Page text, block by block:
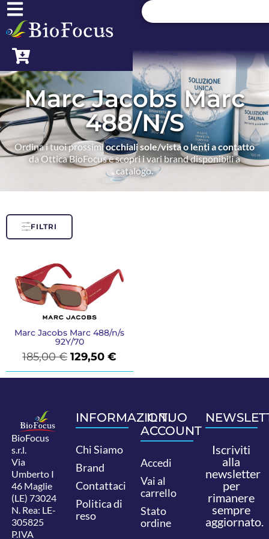
Marc Jacobs Marc
488/N/S
Ordina i tuoi prossimiocchiali sole/vista o lenti a contatto
da Ottica BioFocus e scopri i vari brand disponibili a
catalogo.
FILTRI
Marc Jacobs Marc 488/n/s
92Y/70
185,00€ 129,50€
BioFocus
s.r.l.
Via
Umberto I
46 Maglie
(LE) 73024
N. Rea: LE-
305825
P.IVA
INFORMAZIONI
Chi Siamo
Brand
Contattaci
Politica di
reso
IL TUO
ACCOUNT
Accedi
Vai al
carrello
Stato
ordine
Iscriviti
alla
newsletter
per
rimanere
sempre
aggiornato.